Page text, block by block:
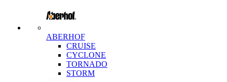
ABERHOF
CRUISE
CYCLONE
TORNADO
STORM